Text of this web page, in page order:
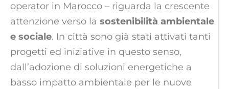
operator in Marocco – riguarda la crescente
attenzione verso la sostenibilità ambientale
e sociale. In città sono già stati attivati tanti
progetti ed iniziative in questo senso,
dall’adozione di soluzioni energetiche a
basso impatto ambientale per le nuove